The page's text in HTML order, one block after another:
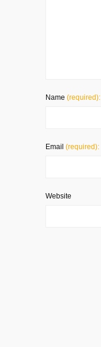
Name (required):
Email (required):
Website